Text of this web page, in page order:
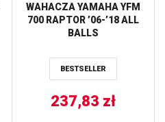
WAHACZA YAMAHA YFM
700 RAPTOR ’06-’18 ALL
BALLS
BESTSELLER
237,83 zł